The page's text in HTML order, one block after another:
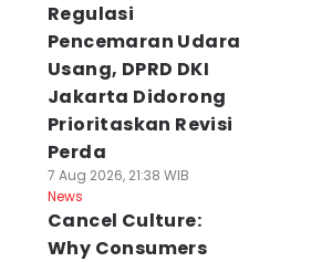
Regulasi
Pencemaran Udara
Usang, DPRD DKI
Jakarta Didorong
Prioritaskan Revisi
Perda
7 Aug 2026, 21:38 WIB
News
Cancel Culture:
Why Consumers